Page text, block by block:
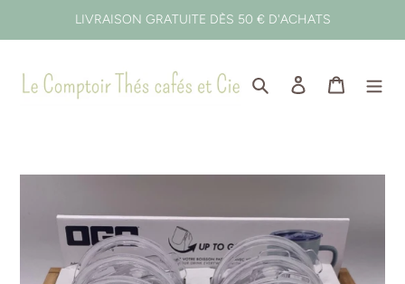
LIVRAISON GRATUITE DÈS 50 € D'ACHATS
RechercherSe connecter
Panier